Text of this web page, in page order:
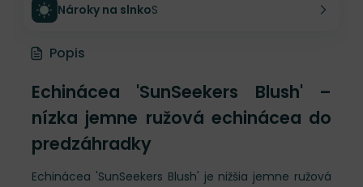
Nároky na slnkoS
Popis
Echinácea 'SunSeekers Blush' –
nízka jemne ružová echinácea do
predzáhradky
Echinácea 'SunSeekers Blush' je nižšia jemne ružová